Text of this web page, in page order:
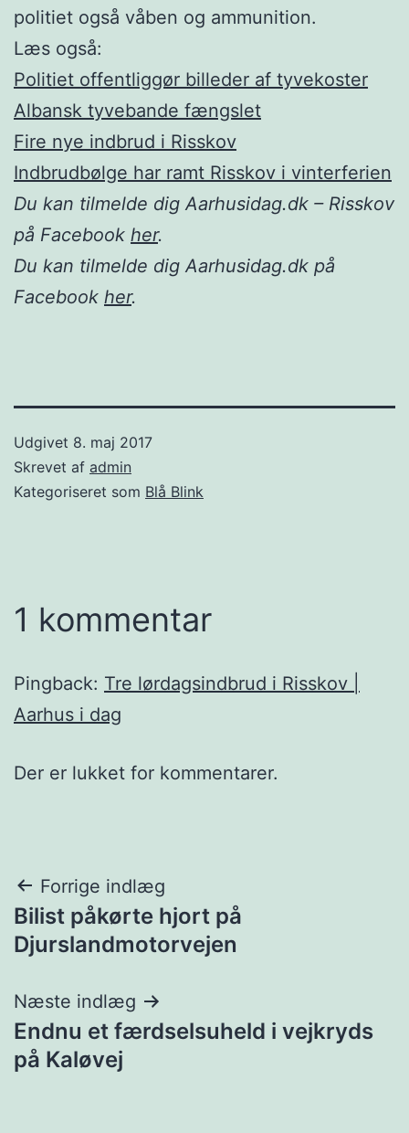
politiet også våben og ammunition.
Læs også:
Politiet offentliggør billeder af tyvekoster
Albansk tyvebande fængslet
Fire nye indbrud i Risskov
Indbrudbølge har ramt Risskov i vinterferien
Du kan tilmelde dig Aarhusidag.dk – Risskov
på Facebook her.
Du kan tilmelde dig Aarhusidag.dk på
Facebook her.
Udgivet 8. maj 2017
Skrevet af admin
Kategoriseret som Blå Blink
1 kommentar
Pingback: Tre lørdagsindbrud i Risskov |
Aarhus i dag
Der er lukket for kommentarer.
Indlægsnavigation
Forrige indlæg
Bilist påkørte hjort på
Djurslandmotorvejen
Næste indlæg
Endnu et færdselsuheld i vejkryds
på Kaløvej